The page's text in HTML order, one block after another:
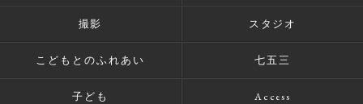
撮影 スタジオ
こどもとのふれあい 七五三
子ども Access